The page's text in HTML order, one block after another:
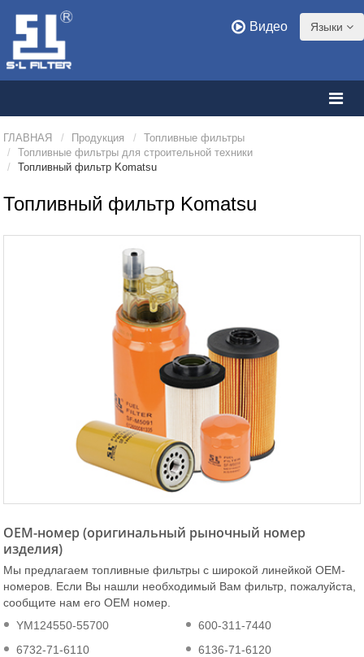
Языки
Видео
ГЛАВНАЯ Продукция
Топливные фильтры
Топливные фильтры для строительной техники
Топливный фильтр Komatsu
Топливный фильтр Komatsu
OEM-номер (оригинальный рыночный номер
изделия)
Мы предлагаем топливные фильтры с широкой линейкой OEM-
номеров. Если Вы нашли необходимый Вам фильтр, пожалуйста,
сообщите нам его OEM номер.
YM124550-55700
600-311-7440
6732-71-6110
6136-71-6120